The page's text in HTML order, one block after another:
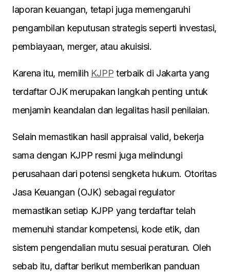
laporan keuangan, tetapi juga memengaruhi
pengambilan keputusan strategis seperti investasi,
pembiayaan, merger, atau akuisisi.
Karena itu, memilih KJPP terbaik di Jakarta yang
terdaftar OJK merupakan langkah penting untuk
menjamin keandalan dan legalitas hasil penilaian.
Selain memastikan hasil appraisal valid, bekerja
sama dengan KJPP resmi juga melindungi
perusahaan dari potensi sengketa hukum. Otoritas
Jasa Keuangan (OJK) sebagai regulator
memastikan setiap KJPP yang terdaftar telah
memenuhi standar kompetensi, kode etik, dan
sistem pengendalian mutu sesuai peraturan. Oleh
sebab itu, daftar berikut memberikan panduan